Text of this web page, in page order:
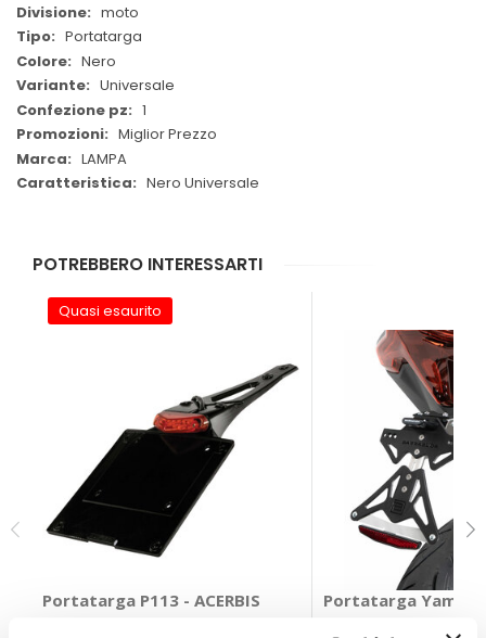
moto
Portatarga
Nero
Universale
1
Miglior Prezzo
LAMPA
Nero Universale
POTREBBERO INTERESSARTI
Quasi esaurito
Portatarga P113 - ACERBIS Portatarga Yamaha